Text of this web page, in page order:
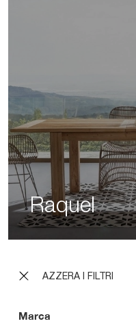
AZZERA I FILTRI
Marca
Raquel